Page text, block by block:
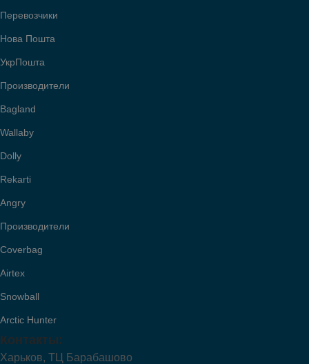
Перевозчики
Нова Пошта
УкрПошта
Производители
Bagland
Wallaby
Dolly
Rekarti
Angry
Производители
Coverbag
Airtex
Snowball
Arctic Hunter
Контакты:
Харьков, ТЦ Барабашово